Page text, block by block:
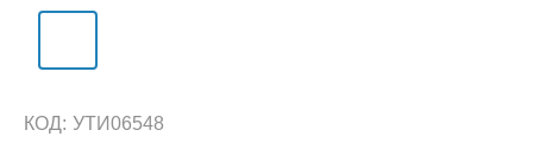
КОД: УТИ06548